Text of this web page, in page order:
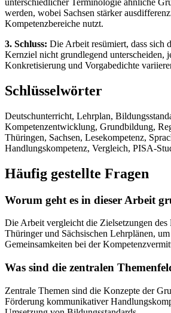
unterschiedlicher Terminologie ähnliche
werden, wobei Sachsen stärker
Kompetenzbereiche nutzt.
3. Schluss: Die Arbeit resümiert, dass sich
Kernziel nicht grundlegend unterscheiden,
Konkretisierung und Vorgabedichte
Schlüsselwörter
Deutschunterricht, Lehrplan,
Kompetenzentwicklung, Grundbildung,
Thüringen, Sachsen, Lesekompetenz,
Handlungskompetenz, Vergleich, PISA-
Häufig gestellte Fragen
Worum geht es in dieser Arbeit
Die Arbeit vergleicht die Zielsetzungen des
Thüringer und Sächsischen Lehrplänen,
Gemeinsamkeiten bei der
Was sind die zentralen
Zentrale Themen sind die Konzepte der
Förderung kommunikativer